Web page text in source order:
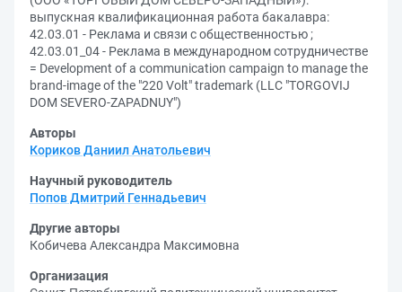
выпускная квалификационная работа бакалавра:
42.03.01 - Реклама и связи с общественностью ;
42.03.01_04 - Реклама в международном сотрудничестве
= Development of a communication campaign to manage the
brand-image of the "220 Volt" trademark (LLC "TORGOVIJ
DOM SEVERO-ZAPADNUY")
Авторы
Кориков Даниил Анатольевич
Научный руководитель
Попов Дмитрий Геннадьевич
Другие авторы
Кобичева Александра Максимовна
Организация